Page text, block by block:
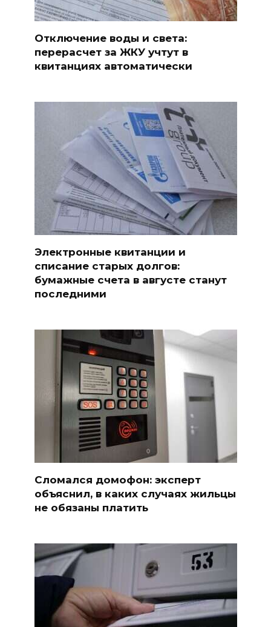
Отключение воды и света:
перерасчет за ЖКУ учтут в
квитанциях автоматически
Электронные квитанции и
списание старых долгов:
бумажные счета в августе станут
последними
Сломался домофон: эксперт
объяснил, в каких случаях жильцы
не обязаны платить